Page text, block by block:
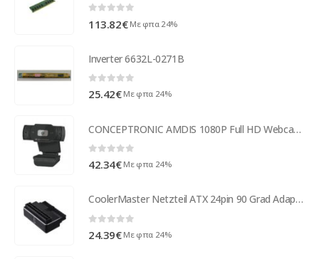
113.82€ Με φπα 24%
Inverter 6632L-0271B
0 out of 5
25.42€ Με φπα 24%
CONCEPTRONIC AMDIS 1080P Full HD Webcam & Microphone AMDIS04BNEUEVERSION
0out of 5
42.34€ Με φπα 24%
CoolerMaster Netzteil ATX 24pin 90 Grad Adapter/Capacitors CMA-CEMB01XXBK1-GL
0 out of 5
24.39€ Με φπα 24%